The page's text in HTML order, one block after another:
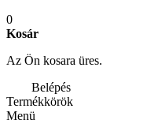
0
Kosár
Az Ön kosara üres.
Belépés
Termékkörök
Menü